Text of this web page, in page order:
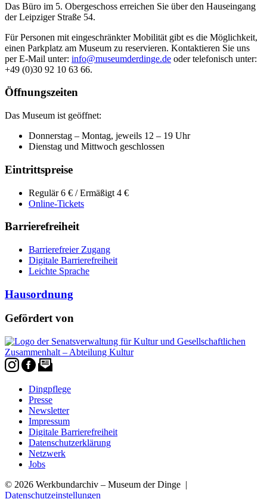
Das Büro im 5. Obergeschoss erreichen Sie über den Hauseingang
der Leipziger Straße 54.
Für Personen mit eingeschränkter Mobilität gibt es die Möglichkeit,
einen Parkplatz am Museum zu reservieren. Kontaktieren Sie uns
per E-Mail unter: info@museumderdinge.de oder telefonisch unter:
+49 (0)30 92 10 63 66.
Öffnungszeiten
Das Museum ist geöffnet:
Donnerstag – Montag, jeweils 12 – 19 Uhr
Dienstag und Mittwoch geschlossen
Eintrittspreise
Regulär 6 € / Ermäßigt 4 €
Online-Tickets
Barrierefreiheit
Barrierefreier Zugang
Digitale Barrierefreiheit
Leichte Sprache
Hausordnung
Gefördert von
Dingpflege
Presse
Newsletter
Impressum
Digitale Barrierefreiheit
Datenschutzerklärung
Netzwerk
Jobs
© 2026 Werkbundarchiv – Museum der Dinge |
Datenschutzeinstellungen